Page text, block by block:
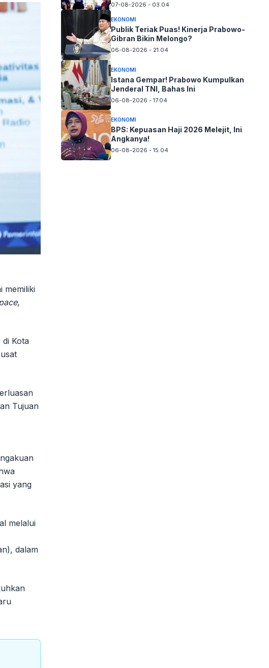
memiliki
,
di Kota
Tujuan
yang
melalui
dalam
07-08-2026 - 03.04
EKONOMI
Publik Teriak Puas! Kinerja Prabowo-
Gibran Bikin Melongo?
06-08-2026 - 21.04
EKONOMI
Istana Gempar! Prabowo Kumpulkan
Jenderal TNI, Bahas Ini
06-08-2026 - 17.04
EKONOMI
BPS: Kepuasan Haji 2026 Melejit, Ini
Angkanya!
06-08-2026 - 15.04